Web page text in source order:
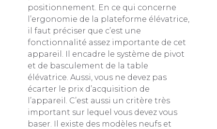
positionnement. En ce qui concerne
l’ergonomie de la plateforme élévatrice,
il faut préciser que c’est une
fonctionnalité assez importante de cet
appareil. Il encadre le système de pivot
et de basculement de la table
élévatrice. Aussi, vous ne devez pas
écarter le prix d’acquisition de
l’appareil. C’est aussi un critère très
important sur lequel vous devez vous
baser. Il existe des modèles neufs et